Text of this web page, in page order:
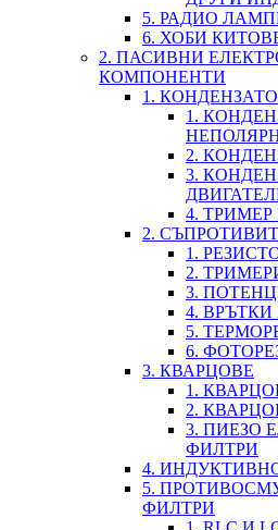
5. РАДИО
6. ХОБИ
2. ПАСИВНИ
КОМПОНЕНТИ
1.
1.
2.
3.
4.
2.
1.
2.
3.
4.
5.
6.
3. КВАРЦОВЕ
1.
2.
3. ПИЕЗО
ФИЛТРИ
4.
5.
ФИЛТРИ